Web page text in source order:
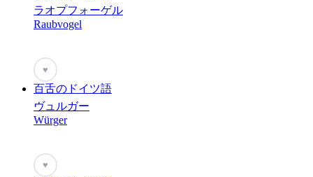
ラオプフォーゲル
Raubvogel
♥
百舌のドイツ語
ヴュルガー
Würger
♥